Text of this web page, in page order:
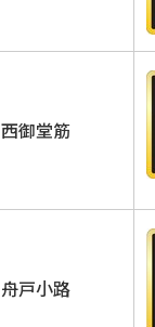
西御堂筋
舟戸小路